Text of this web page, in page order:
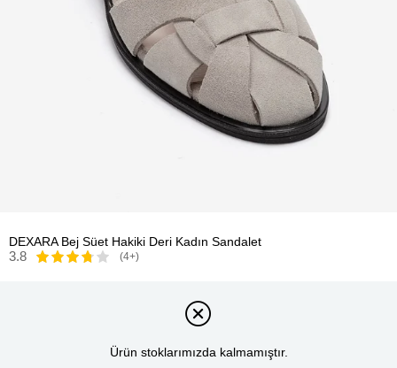
DEXARA Bej Süet Hakiki Deri Kadın Sandalet
3.8 (4+)
Ürün stoklarımızda kalmamıştır.